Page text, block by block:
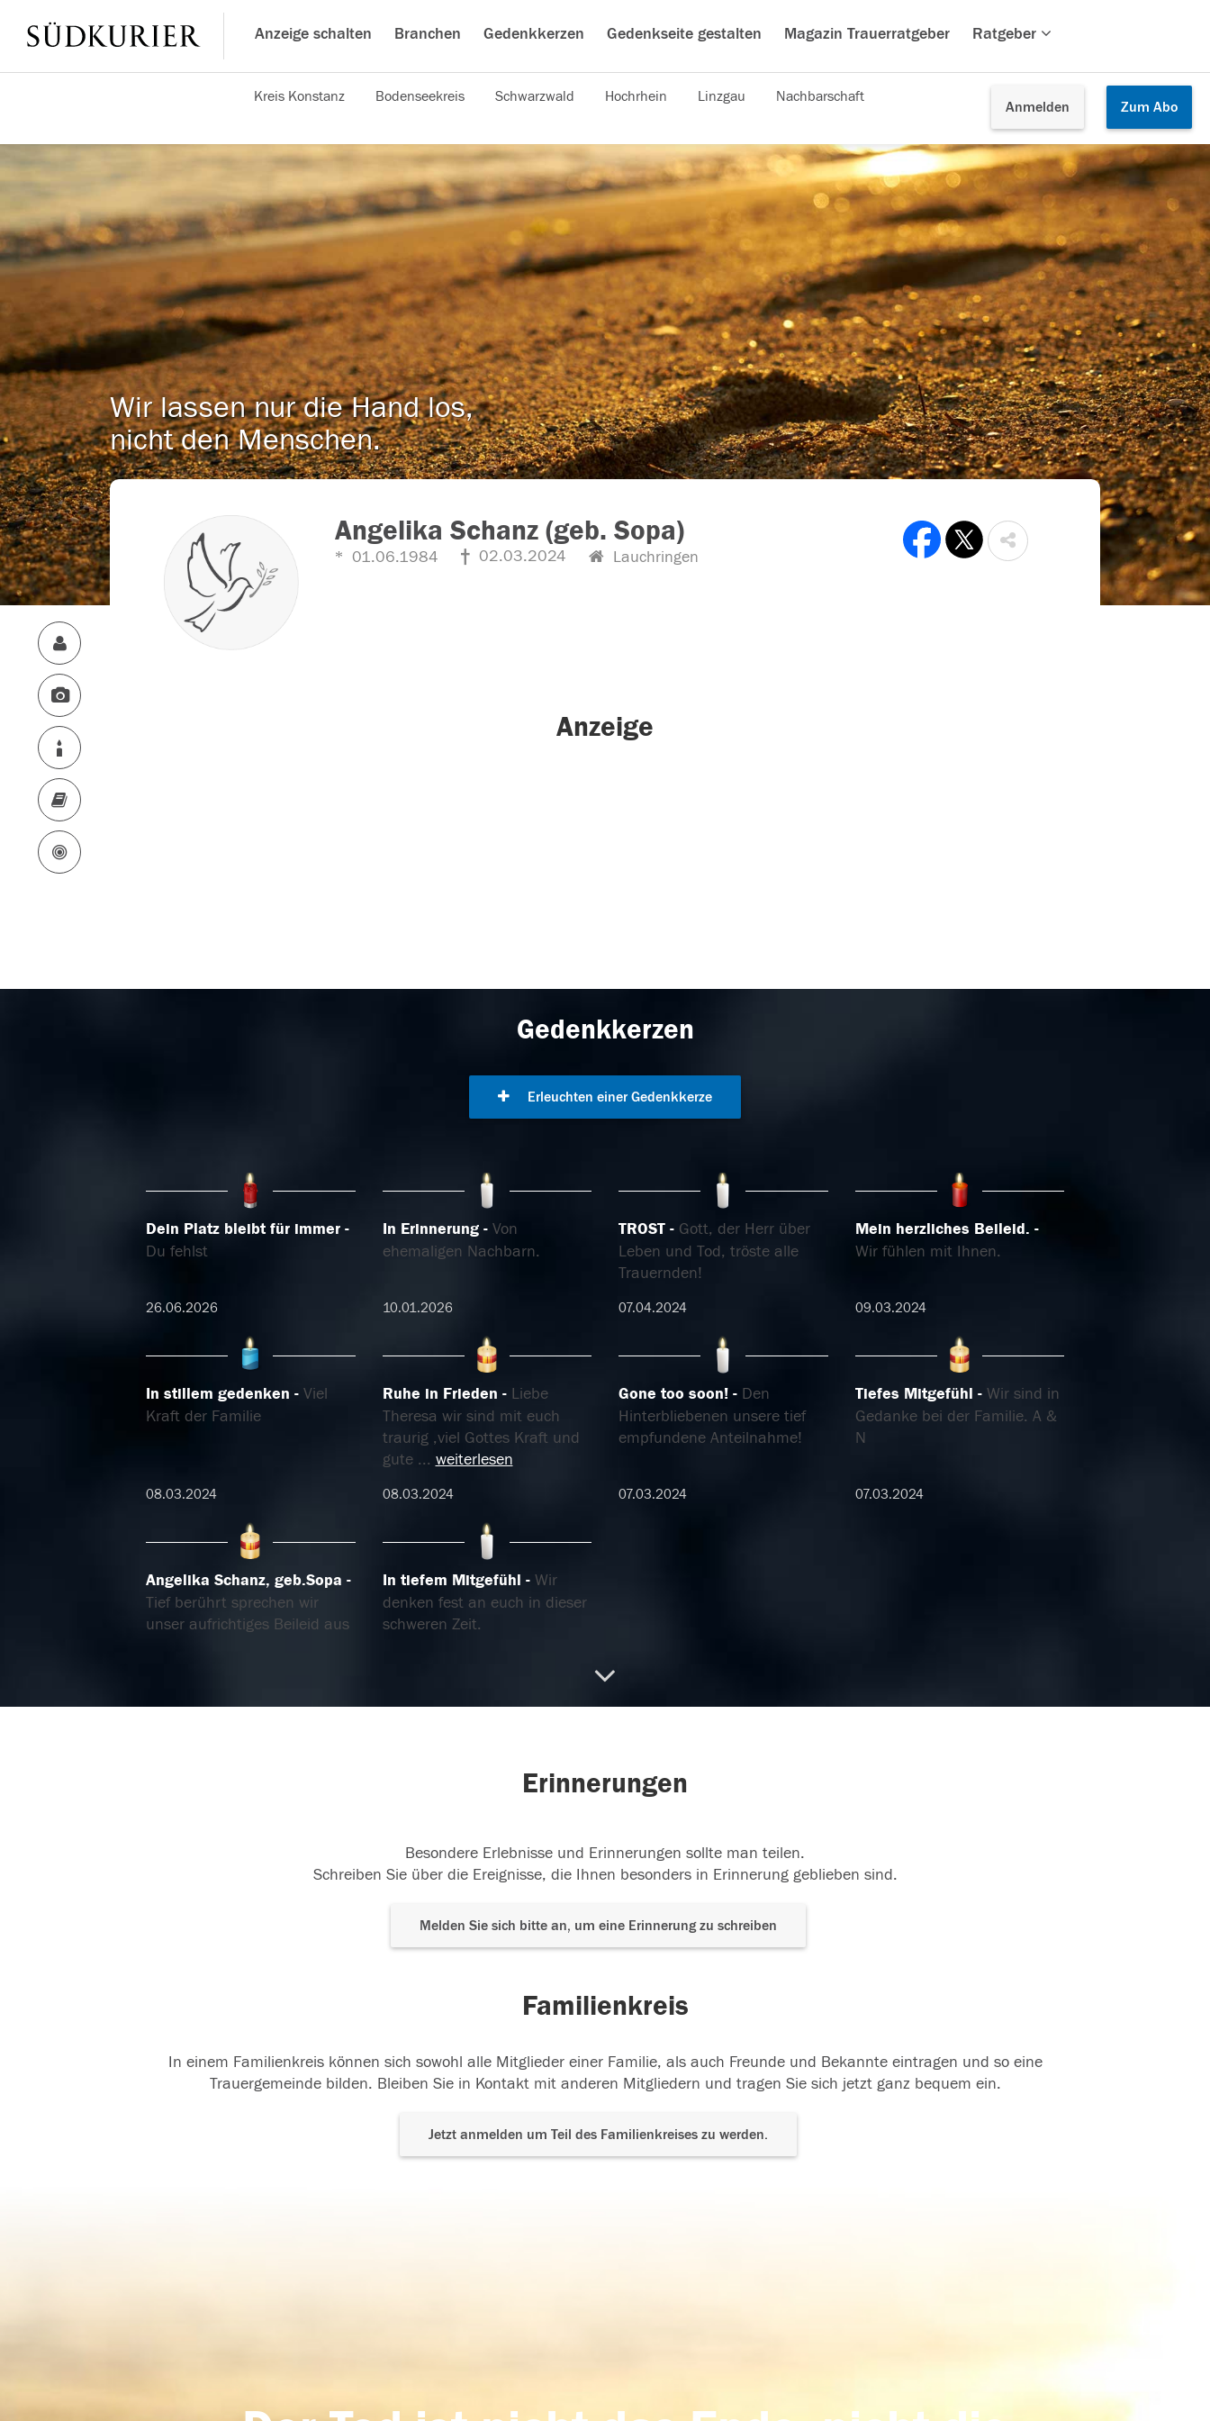
Anzeige schalten Branchen Gedenkkerzen Gedenkseite gestalten Magazin Trauerratgeber Ratgeber
Anmelden Zum Abo
Kreis Konstanz Bodenseekreis Schwarzwald Hochrhein Linzgau Nachbarschaft
Wir lassen nur die Hand los,
nicht den Menschen.
Angelika Schanz (geb. Sopa)
01.06.1984 02.03.2024 Lauchringen
Anzeige
Gedenkkerzen
Erleuchten einer Gedenkkerze
Dein Platz bleibt für immer
Du fehlst
26.06.2026
In Erinnerung
Von
ehemaligen Nachbarn.
10.01.2026
TROST
Gott, der Herr über
Leben und Tod, tröste alle
Trauernden!
07.04.2024
Mein herzliches Beileid.
Wir fühlen mit Ihnen.
09.03.2024
In stillem gedenken
Viel
Kraft der Familie
08.03.2024
Ruhe in Frieden
Liebe
Theresa wir sind mit euch
traurig ,viel Gottes Kraft und
gute ... weiterlesen
08.03.2024
Gone too soon!
Den
Hinterbliebenen unsere tief
empfundene Anteilnahme!
07.03.2024
Tiefes Mitgefühl
Wir sind in
Gedanke bei der Familie. A &
N
07.03.2024
Angelika Schanz, geb.Sopa
Tief berührt sprechen wir
unser aufrichtiges Beileid aus
In tiefem Mitgefühl
Wir
denken fest an euch in dieser
schweren Zeit.
Erinnerungen
Besondere Erlebnisse und Erinnerungen sollte man teilen.
Schreiben Sie über die Ereignisse, die Ihnen besonders in Erinnerung geblieben sind.
Melden Sie sich bitte an, um eine Erinnerung zu schreiben
Familienkreis
In einem Familienkreis können sich sowohl alle Mitglieder einer Familie, als auch Freunde und Bekannte eintragen und so eine
Trauergemeinde bilden. Bleiben Sie in Kontakt mit anderen Mitgliedern und tragen Sie sich jetzt ganz bequem ein.
Jetzt anmelden um Teil des Familienkreises zu werden.